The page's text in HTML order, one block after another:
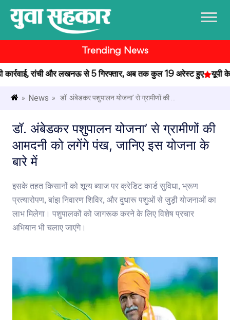
Trending News
रांची और लखनऊ से 5 गिरफ्तार, अब तक कुल 19 अरेस्ट हुए यूपी के
» News » डॉ. अंबेडकर पशुपालन योजना’ से ग्रामीणों की ...
डॉ. अंबेडकर पशुपालन योजना’ से ग्रामीणों की
आमदनी को लगेंगे पंख, जानिए इस योजना के
बारे में
इसके तहत किसानों को शून्य ब्याज पर क्रेडिट कार्ड सुविधा, भ्रूण
प्रत्यारोपण, बांझ निवारण शिविर, और दुधारू पशुओं से जुड़ी योजनाओं का
लाभ मिलेगा। पशुपालकों को जागरूक करने के लिए विशेष प्रचार
अभियान भी चलाए जाएंगे।